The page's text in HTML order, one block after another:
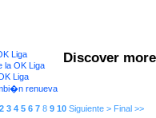
Liga
la OK Liga
Liga
renueva
Discover more
2 3 4 5 6 7 8 9 10 Siguiente > Final >>